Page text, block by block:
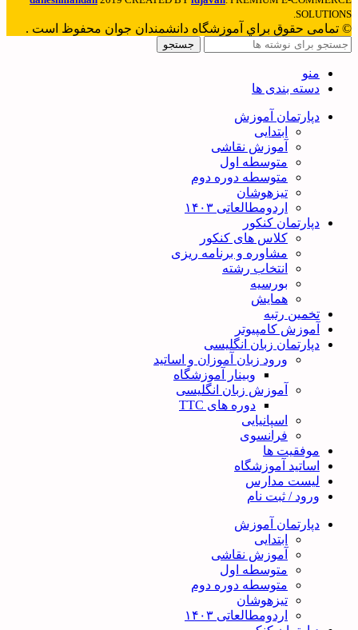
SOLUTIONS.
© تمامی حقوق براي آموزشگاه دانشمندان جوان محفوظ است .
جستجو
منو
دسته بندی ها
دپارتمان آموزش
ابتدایی
آموزش نقاشی
متوسطه اول
متوسطه دوره دوم
تیزهوشان
اردومطالعاتی ۱۴۰۳
دپارتمان کنکور
کلاس های کنکور
مشاوره و برنامه ریزی
انتخاب رشته
بورسیه
همایش
تخمین رتبه
آموزش کامپیوتر
دپارتمان زبان انگلیسی
ورود زبان آموزان و اساتید
وبینار آموزشگاه
آموزش زبان انگلیسی
دوره های TTC
اسپانیایی
فرانسوی
موفقیت ها
اساتید آموزشگاه
لیست مدارس
ورود / ثبت نام
دپارتمان آموزش
ابتدایی
آموزش نقاشی
متوسطه اول
متوسطه دوره دوم
تیزهوشان
اردومطالعاتی ۱۴۰۳